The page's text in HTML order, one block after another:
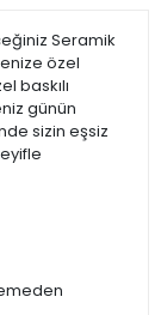
Seramik
özel
baskılı
günün
sizin eşsiz